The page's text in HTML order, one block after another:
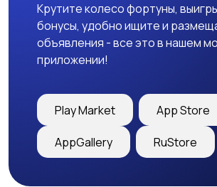
Крутите колесо фортуны,
бонусы, удобно ищите и
объявления - все это в нашем
приложении!
Play Market App Store
AppGallery RuStore